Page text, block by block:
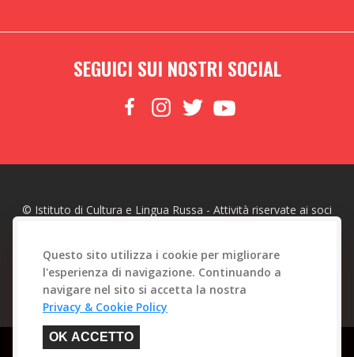
SEGUICI SUI NOSTRI SOCIAL
© Istituto di Cultura e Lingua Russa - Attività riservate ai soci
Questo sito è protetto da reCAPTCHA. Sono applicate la
Termini di Serviziodi Google.
Questo sito utilizza i cookie per migliorare
l'esperienza di navigazione. Continuando a
navigare nel sito si accetta la nostra
Privacy & Cookie Policy
OK ACCETTO